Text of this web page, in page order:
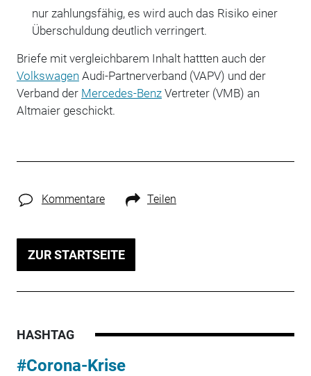
nur zahlungsfähig, es wird auch das Risiko einer
Überschuldung deutlich verringert.
Briefe mit vergleichbarem Inhalt hattten auch der
Volkswagen Audi-Partnerverband (VAPV) und der
Verband der Mercedes-BenzVertreter (VMB) an
Altmaier geschickt.
Kommentare Teilen
ZUR STARTSEITE
HASHTAG
#Corona-Krise